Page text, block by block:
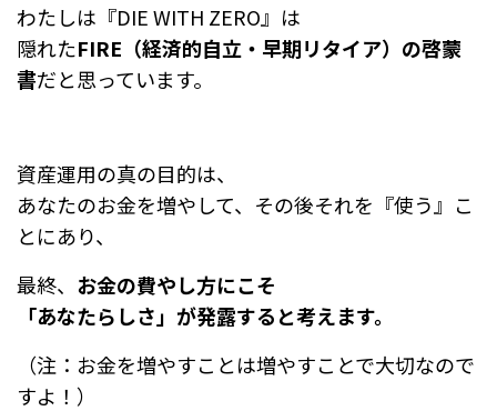
わたしは『DIE WITH ZERO』は
隠れたFIRE（経済的自立・早期リタイア）の啓蒙
書だと思っています。
資産運用の真の目的は、
あなたのお金を増やして、その後それを『使う』こ
とにあり、
最終、 お金の費やし方にこそ
「あなたらしさ」が発露すると考えます。
（注：お金を増やすことは増やすことで大切なので
すよ！）